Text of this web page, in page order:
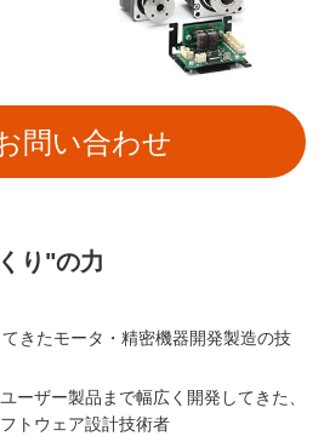
問い合わせ
り"の力
きたモータ・精密機器開発製造の技
ーザー製品まで幅広く開発してきた、
トウェア設計技術者